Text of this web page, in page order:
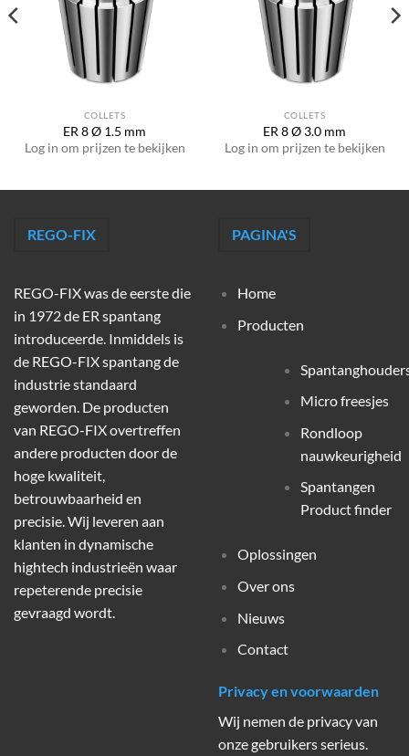
COLLETS
ER 8 Ø 1.5 mm
Log in om prijzen te bekijken
COLLETS
ER 8 Ø 3.0 mm
Log in om prijzen te bekijken
REGO-FIX
REGO-FIX was de eerste die
in 1972 de ER spantang
introduceerde. Inmiddels is
de REGO-FIX spantang de
industrie standaard
geworden. De producten
van REGO-FIX overtreffen
andere producten door de
hoge kwaliteit,
betrouwbaarheid en
precisie. Wij leveren aan
klanten in dynamische
hightech industrieën waar
repeterende precisie
gevraagd wordt.
PAGINA'S
Home
Producten
Micro freesjes
Rondloop
nauwkeurigheid
Spantangen
Product finder
Oplossingen
Over ons
Nieuws
Contact
Privacy en voorwaarden
Wij nemen de privacy van
onze gebruikers serieus.